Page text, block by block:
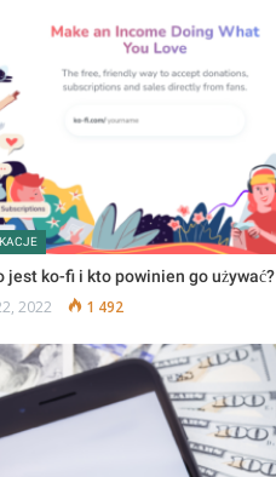
jest ko-fi i kto powinien go używać?
2022 1 492